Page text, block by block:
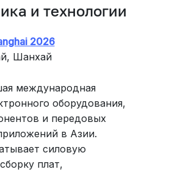
и технологии
2026
Шанхай
международная
оборудования,
и передовых
в Азии.
силовую
плат,